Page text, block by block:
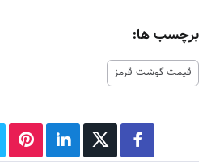
برچسب ها:
قیمت گوشت قرمز